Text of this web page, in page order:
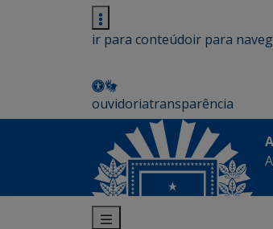
ir para conteúdoir para
ouvidoriatransparência